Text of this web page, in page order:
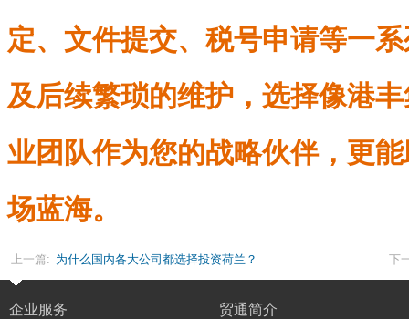
定、文件提交、税号申请等一
及后续繁琐的维护，选择像港
业团队作为您的战略伙伴，更
场蓝海。
上一篇: 为什么国内各大公司都选择投资荷兰？ 下
企业服务 贸通简介